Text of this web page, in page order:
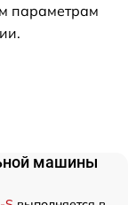
параметрам
машины